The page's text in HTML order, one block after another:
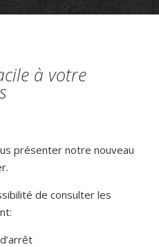
à votre
présenter notre nouveau
de consulter les